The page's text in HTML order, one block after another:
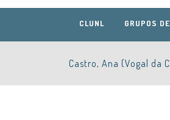
CLUNL
CLUNL GRUPOS
Castro, Ana (Vogal da